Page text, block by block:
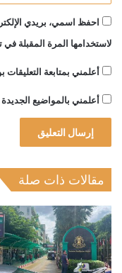
احفظ اسمي، بريدي
لاستخدامها المرة المقبلة في
أعلمني بمتابعة التعليقات
أعلمني بالمواضيع
مقالات ذات صلة